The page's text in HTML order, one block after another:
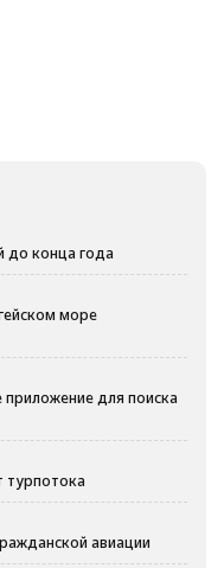
до конца года
море
для поиска
турпотока
авиации